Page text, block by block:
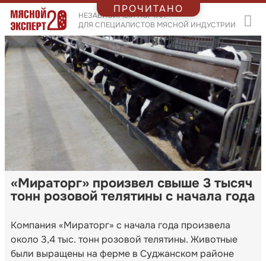
НЕЗАВИСИМЫЙ ПОРТАЛ
ДЛЯ СПЕЦИАЛИСТОВ МЯСНОЙ ИНДУСТРИИ
«Мираторг» произвел свыше 3 тысяч
тонн розовой телятины с начала года
Компания «Мираторг» с начала года произвела
около 3,4 тыс. тонн розовой телятины. Животные
были выращены на ферме в Суджанском районе
ПРОЧИТАНО